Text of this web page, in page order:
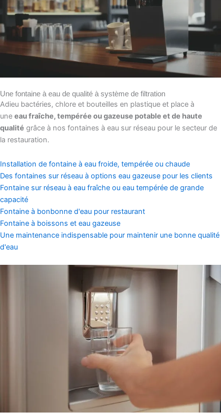
Une fontaine à eau de qualité à système de filtration
Adieu bactéries, chlore et bouteilles en plastique et place à
une eau fraîche, tempérée ou gazeuse potable et de haute
qualité grâce à nos fontaines à eau sur réseau pour le secteur de
la restauration.
Installation de fontaine à eau froide, tempérée ou chaude
Des fontaines sur réseau à options eau gazeuse pour les clients
Fontaine sur réseau à eau fraîche ou eau tempérée de grande
capacité
Fontaine à bonbonne d'eau pour restaurant
Fontaine à boissons et eau gazeuse
Une maintenance indispensable pour maintenir une bonne qualité
d'eau